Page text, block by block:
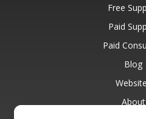
Free
Paid
Paid
Blog
About